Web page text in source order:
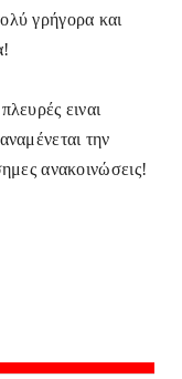
γρήγορα και
ειναι
την
ανακοινώσεις!